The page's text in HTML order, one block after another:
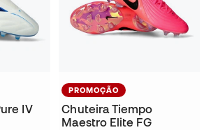
IV
PROMOÇÃO
Chuteira Tiempo
Maestro Elite FG